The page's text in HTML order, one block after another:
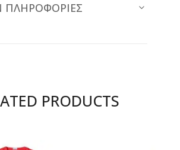
ΠΛΗΡΟΦΟΡΊΕΣ
PRODUCTS